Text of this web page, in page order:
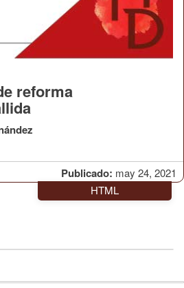
Publicado: may 24, 2021
reforma
HTML